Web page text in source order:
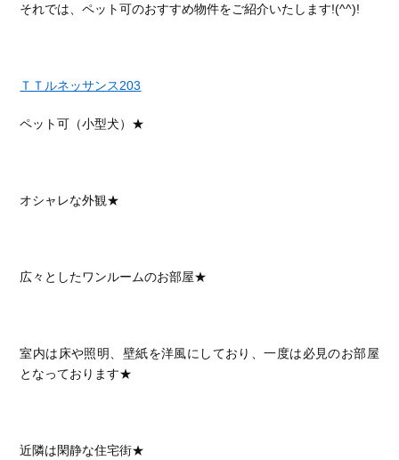
それでは、ペット可のおすすめ物件をご紹介いたします!(^^)!
ＴＴルネッサンス203
ペット可（小型犬）★
オシャレな外観★
広々としたワンルームのお部屋★
室内は床や照明、壁紙を洋風にしており、一度は必見のお部屋
となっております★
近隣は閑静な住宅街★